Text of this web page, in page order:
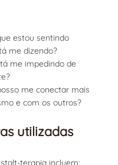
estou sentindo
me dizendo?
me impedindo de
me conectar mais
e com os outros?
utilizadas
terapia incluem: